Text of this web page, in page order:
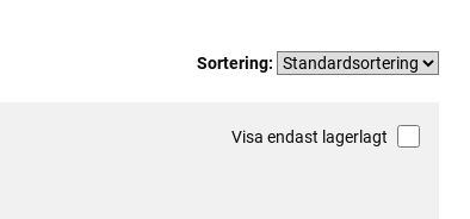
Sortering:
Visa endast lagerlagt